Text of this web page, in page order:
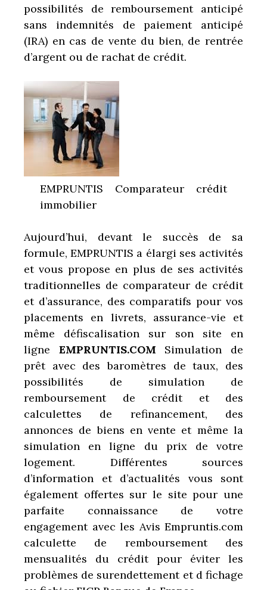
possibilités de remboursement anticipé
sans indemnités de paiement anticipé
(IRA) en cas de vente du bien, de rentrée
d’argent ou de rachat de crédit.
EMPRUNTIS Comparateur crédit
immobilier
Aujourd’hui, devant le succès de sa
formule, EMPRUNTIS a élargi ses activités
et vous propose en plus de ses activités
traditionnelles de comparateur de crédit
et d’assurance, des comparatifs pour vos
placements en livrets, assurance-vie et
même défiscalisation sur son site en
ligne EMPRUNTIS.COM Simulation de
prêt avec des baromètres de taux, des
possibilités de simulation de
remboursement de crédit et des
calculettes de refinancement, des
annonces de biens en vente et même la
simulation en ligne du prix de votre
logement. Différentes sources
d’information et d’actualités vous sont
également offertes sur le site pour une
parfaite connaissance de votre
engagement avec les Avis Empruntis.com
calculette de remboursement des
mensualités du crédit pour éviter les
problèmes de surendettement et d fichage